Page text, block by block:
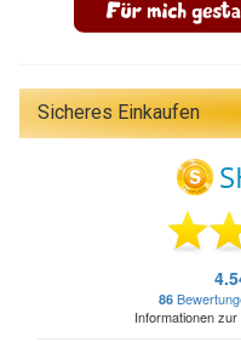
Sicheres Einkaufen